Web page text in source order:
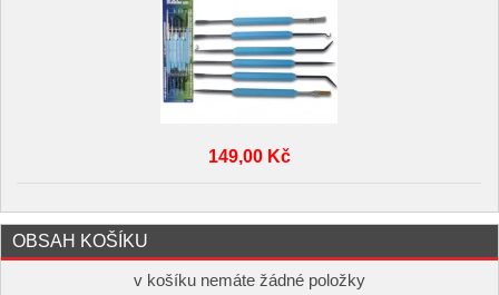
149,00 Kč
OBSAH KOŠÍKU
v košíku nemáte žádné položky